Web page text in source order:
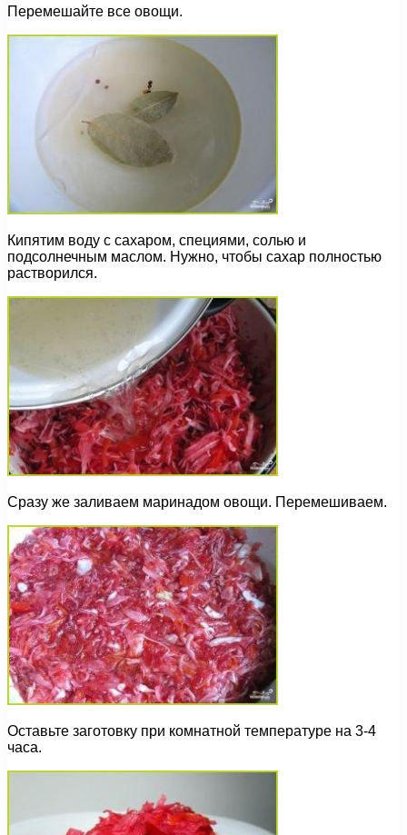
Перемешайте все овощи.
Кипятим воду с сахаром, специями, солью и
подсолнечным маслом. Нужно, чтобы сахар полностью
растворился.
Сразу же заливаем маринадом овощи. Перемешиваем.
Оставьте заготовку при комнатной температуре на 3-4
часа.